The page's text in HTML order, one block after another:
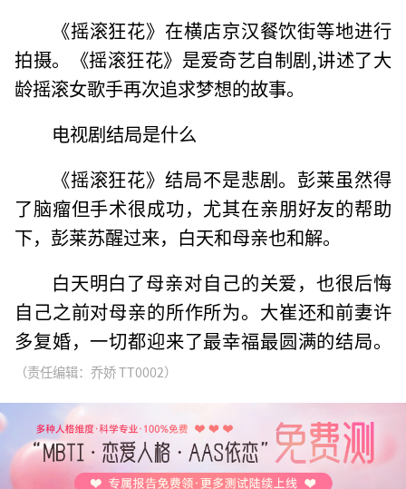
《摇滚狂花》在横店京汉餐饮街等地进行
拍摄。《摇滚狂花》是爱奇艺自制剧,讲述了大
龄摇滚女歌手再次追求梦想的故事。
电视剧结局是什么
《摇滚狂花》结局不是悲剧。彭莱虽然得
了脑瘤但手术很成功，尤其在亲朋好友的帮助
下，彭莱苏醒过来，白天和母亲也和解。
白天明白了母亲对自己的关爱，也很后悔
自己之前对母亲的所作所为。大崔还和前妻许
多复婚，一切都迎来了最幸福最圆满的结局。
（责任编辑：乔娇 TT0002）